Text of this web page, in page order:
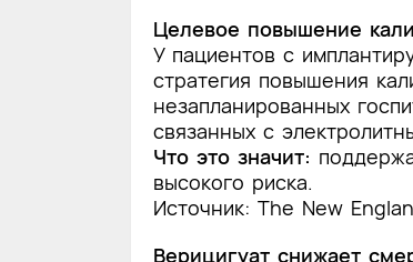
Целевое повышение
У пациентов с
стратегия повышения
незапланированных
связанных с
Что это значит:
высокого риска.
Источник: The New
Верицигуат снижает